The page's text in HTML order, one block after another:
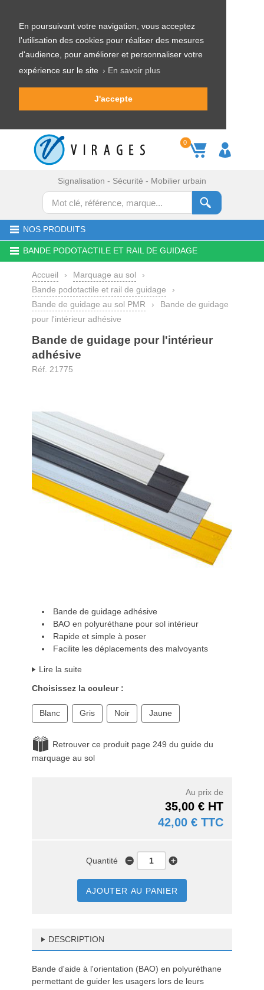
En poursuivant votre navigation, vous acceptez
l'utilisation des cookies pour réaliser des mesures
d'audience, pour améliorer et personnaliser votre
expérience sur le site › En savoir plus
J'accepte
0
Signalisation - Sécurité - Mobilier urbain
NOS PRODUITS
BANDE PODOTACTILE ET RAIL DE GUIDAGE
Accueil › Marquage au sol
›
Bande podotactile et rail de guidage
›
Bande de guidage au sol PMR
›
Bande de guidage
pour l'intérieur adhésive
Bande de guidage pour l'intérieur
adhésive
Réf. 21775
Bande de guidage adhésive
BAO en polyuréthane pour sol intérieur
Rapide et simple à poser
Facilite les déplacements des malvoyants
Lire la suite
Choisissez la couleur :
Blanc Gris Noir Jaune
Retrouver ce produit page 249 du guide du
marquage au sol
Au prix de
35,00 € HT
42,00 € TTC
Quantité
AJOUTER AU PANIER
DESCRIPTION
Bande d'aide à l'orientation (BAO) en polyuréthane
permettant de guider les usagers lors de leurs